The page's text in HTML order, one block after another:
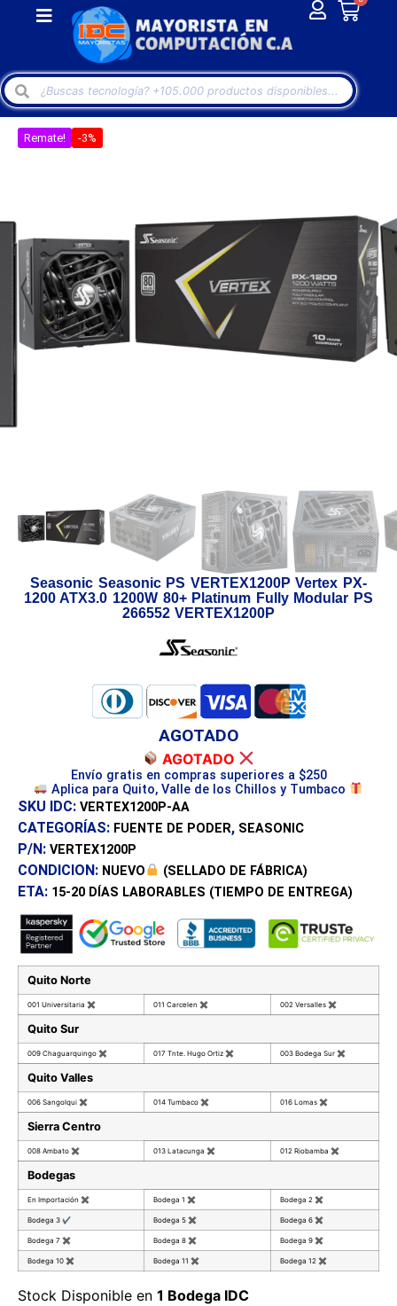
Remate! -3%
Seasonic Seasonic PS VERTEX1200P Vertex PX-
1200 ATX3.0 1200W 80+ Platinum Fully Modular PS
266552 VERTEX1200P
AGOTADO
AGOTADO
Envío gratis en compras superiores a $250
Aplica para Quito, Valle de los Chillos y Tumbaco
SKU IDC: VERTEX1200P-AA
CATEGORÍAS: FUENTE DE PODER, SEASONIC
P/N: VERTEX1200P
CONDICION: NUEVO (SELLADO DE FÁBRICA)
ETA: 15-20 DÍAS LABORABLES (TIEMPO DE ENTREGA)
Quito Norte
001 Universitaria ✖ 011 Carcelen ✖ 002 Versalles ✖
Quito Sur
009 Chaguarquingo ✖ 017 Tnte. Hugo Ortiz ✖ 003 Bodega Sur ✖
Quito Valles
006 Sangolqui ✖ 014 Tumbaco ✖ 016 Lomas ✖
Sierra Centro
008 Ambato ✖ 013 Latacunga ✖ 012 Riobamba ✖
Bodegas
En Importación ✖ Bodega 1 ✖ Bodega 2 ✖
Bodega 3 ✔ Bodega 5 ✖ Bodega 6 ✖
Bodega 7 ✖ Bodega 8 ✖ Bodega 9 ✖
Bodega 10 ✖ Bodega 11 ✖ Bodega 12 ✖
Stock Disponible en 1 Bodega IDC